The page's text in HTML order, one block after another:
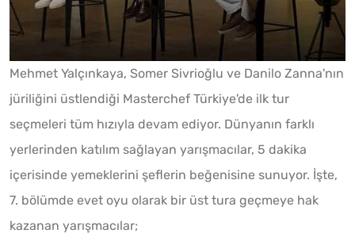
Mehmet Yalçınkaya, Somer Sivrioğlu ve Danilo Zanna'nın
jüriliğini üstlendiği Masterchef Türkiye'de ilk tur
seçmeleri tüm hızıyla devam ediyor. Dünyanın farklı
yerlerinden katılım sağlayan yarışmacılar, 5 dakika
içerisinde yemeklerini şeflerin beğenisine sunuyor. İşte,
7. bölümde evet oyu olarak bir üst tura geçmeye hak
kazanan yarışmacılar;